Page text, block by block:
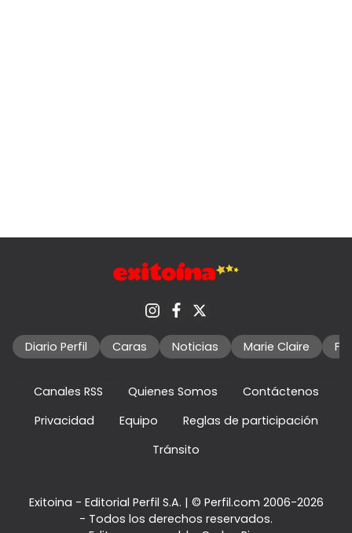
Diario Perfil Caras Noticias Marie Claire
Canales RSS Quienes Somos
Contáctenos
Privacidad
Equipo
Reglas de participación
Tránsito
Exitoina - Editorial Perfil S.A. | © Perfil.com 2006-2026
- Todos los derechos reservados.